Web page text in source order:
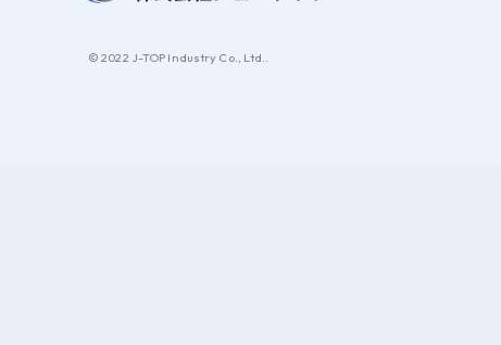
© 2022 J-TOP Industry Co., Ltd..